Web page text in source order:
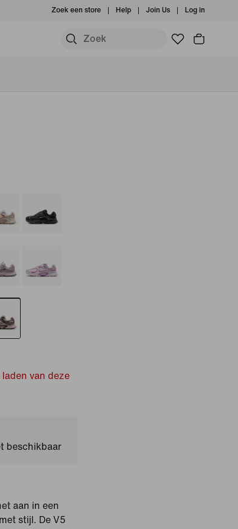
Zoek een store Help Join Us Log in
van deze
beschikbaar
aan in een
stijl. De V5